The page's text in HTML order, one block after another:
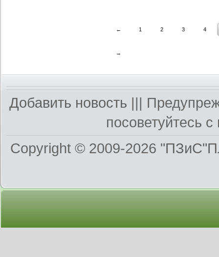
← 1 2 3 4
→
Добавить новость |||
посоветуйтесь
Copyright © 2009-2026